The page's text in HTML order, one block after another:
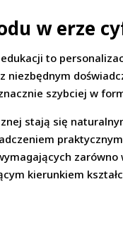
w erze
edukacji to
niezbędnym
szybciej w
stają się
kierunkiem